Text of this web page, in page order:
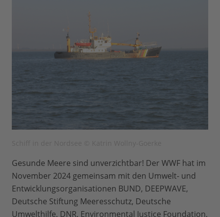
Gesunde Meere sind unverzichtbar! Der WWF hat im
November 2024 gemeinsam mit den Umwelt- und
Entwicklungsorganisationen BUND, DEEPWAVE,
Deutsche Stiftung Meeresschutz, Deutsche
Umwelthilfe, DNR, Environmental Justice Foundation,